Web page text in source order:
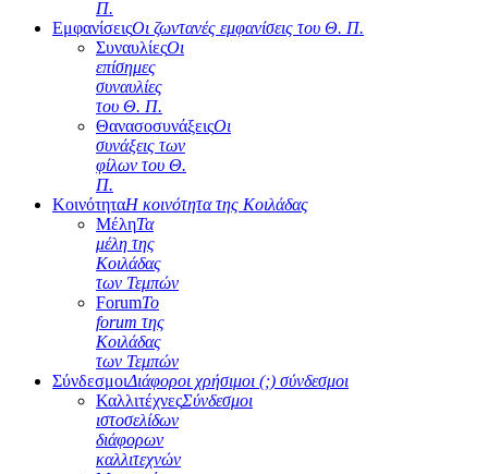
Π.
ΕμφανίσειςΟι ζωντανές εμφανίσεις του Θ. Π.
ΣυναυλίεςΟι
επίσημες
συναυλίες
του Θ. Π.
ΘανασοσυνάξειςΟι
συνάξεις των
φίλων του Θ.
Π.
ΚοινότηταΗ κοινότητα της Κοιλάδας
ΜέληΤα
μέλη της
Κοιλάδας
των Τεμπών
ForumΤο
forum της
Κοιλάδας
των Τεμπών
ΣύνδεσμοιΔιάφοροι χρήσιμοι (;) σύνδεσμοι
ΚαλλιτέχνεςΣύνδεσμοι
ιστοσελίδων
διάφορων
καλλιτεχνών